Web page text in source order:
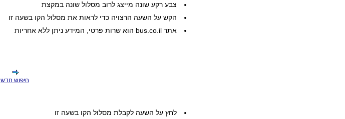
צבע רקע שונה מייצג לרוב מסלול שונה במקצת
הקש על השעה הרצויה כדי לראות את מסלול הקו בשעה זו
אתר bus.co.il הוא שרות פרטי, המידע ניתן ללא אחריות
חיפוש חדש
לחץ על השעה לקבלת מסלול הקו בשעה זו